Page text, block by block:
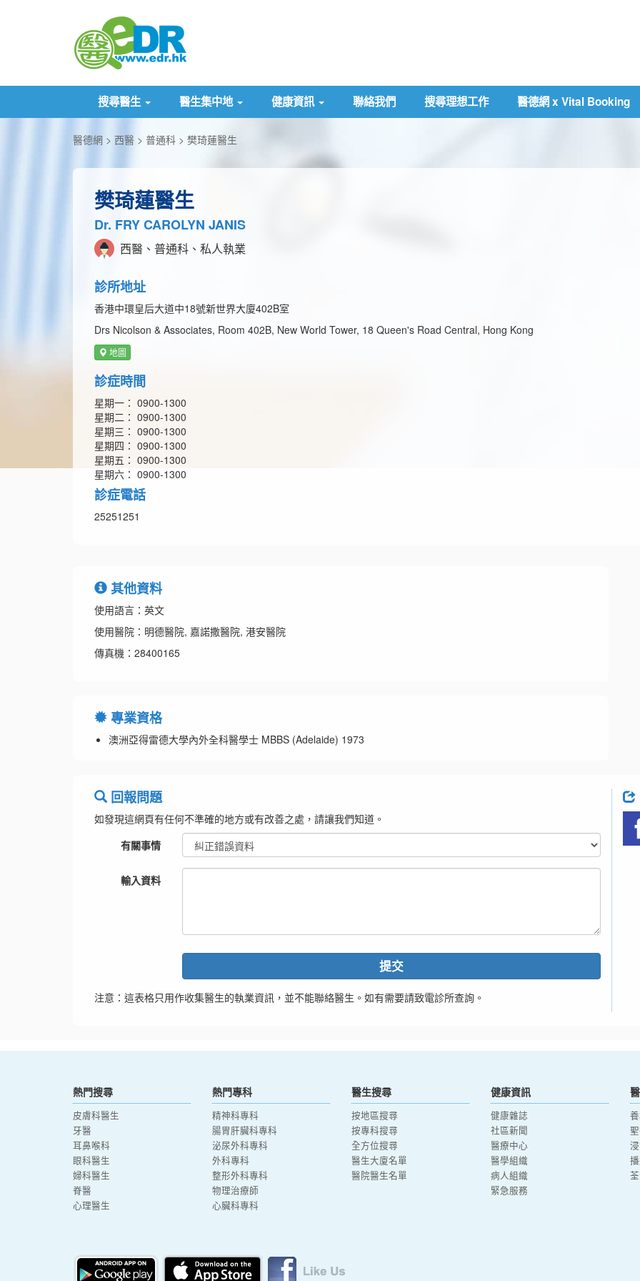
搜尋醫生 醫生集中地 健康資訊 聯絡我們 搜尋理想工作 醫德網 x Vital Booking
醫德網 西醫 普通科 樊琦蓮醫生
樊琦蓮醫生
Dr. FRY CAROLYN JANIS
西醫、普通科、私人執業
診所地址
香港中環皇后大道中18號新世界大廈402B室
Drs Nicolson & Associates, Room 402B, New World Tower, 18 Queen's Road Central, Hong Kong
地圖
診症時間
星期一： 0900-1300
星期二： 0900-1300
星期三： 0900-1300
星期四： 0900-1300
星期五： 0900-1300
星期六： 0900-1300
診症電話
25251251
其他資料
使用語言：英文
使用醫院：明德醫院, 嘉諾撒醫院, 港安醫院
傳真機：28400165
專業資格
澳洲亞得雷德大學內外全科醫學士 MBBS (Adelaide) 1973
回報問題
如發現這網頁有任何不準確的地方或有改善之處，請讓我們知道。
有關事情
輸入資料
提交
注意：這表格只用作收集醫生的執業資訊，並不能聯絡醫生。如有需要請致電診所查詢。
熱門搜尋
皮膚科醫生
牙醫
耳鼻喉科
眼科醫生
婦科醫生
脊醫
心理醫生
熱門專科
精神科專科
腸胃肝臟科專科
泌尿外科專科
外科專科
整形外科專科
物理治療師
心臟科專科
醫生搜尋
按地區搜尋
按專科搜尋
全方位搜尋
醫生大廈名單
醫院醫生名單
健康資訊
健康雜誌
社區新聞
醫療中心
醫學組織
病人組織
緊急服務